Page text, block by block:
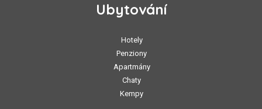
Ubytování
Hotely
Penziony
Apartmány
Chaty
Kempy